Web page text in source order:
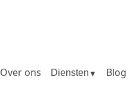
Over ons Diensten ▼ Blog